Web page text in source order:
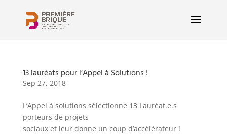
13 lauréats pour l’Appel à Solutions !
Sep 27, 2018
L’Appel à solutions sélectionne 13 Lauréat.e.s
porteurs de projets
sociaux et leur donne un coup d’accélérateur !